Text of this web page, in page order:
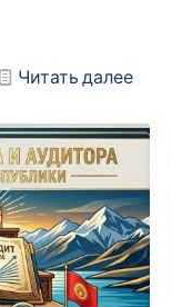
Читать далее